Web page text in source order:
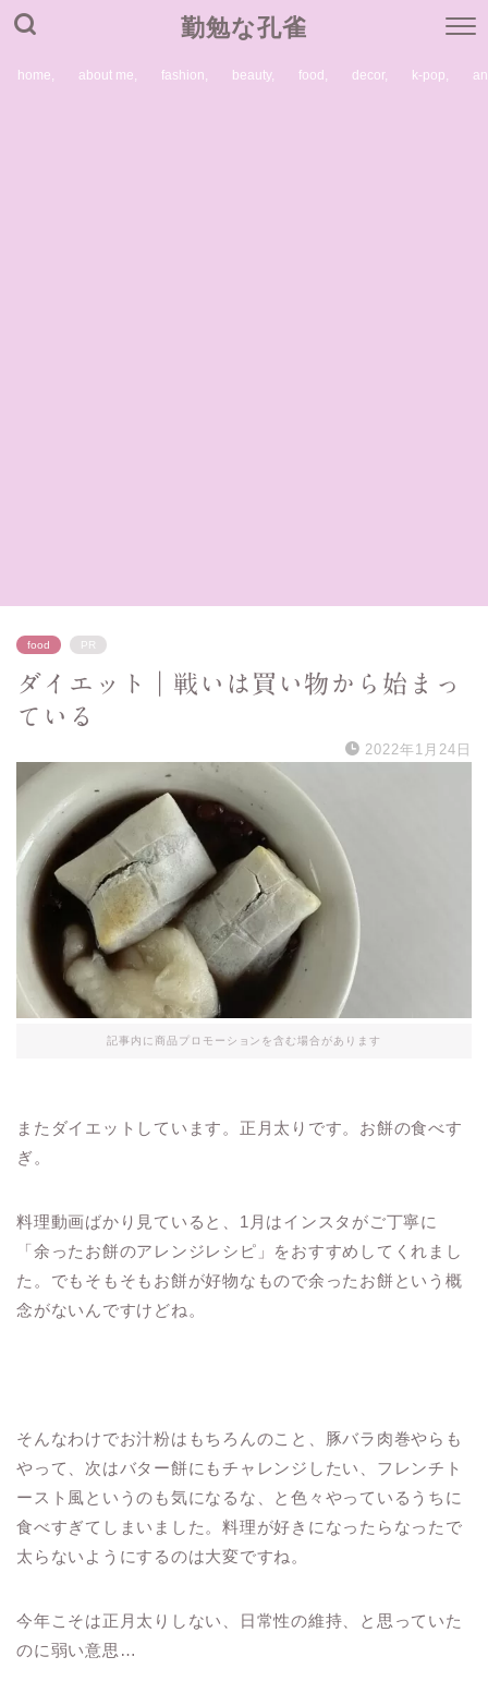
勤勉な孔雀
home, about me, fashion, beauty, food, decor, k-pop,
food PR
ダイエット｜戦いは買い物から始まっ
ている
2022年1月24日
記事内に商品プロモーションを含む場合があります
またダイエットしています。正月太りです。お餅の食べす
ぎ。
料理動画ばかり見ていると、1月はインスタがご丁寧に
「余ったお餅のアレンジレシピ」をおすすめしてくれまし
た。でもそもそもお餅が好物なもので余ったお餅という概
念がないんですけどね。
そんなわけでお汁粉はもちろんのこと、豚バラ肉巻やらも
やって、次はバター餅にもチャレンジしたい、フレンチト
ースト風というのも気になるな、と色々やっているうちに
食べすぎてしまいました。料理が好きになったらなったで
太らないようにするのは大変ですね。
今年こそは正月太りしない、日常性の維持、と思っていた
のに弱い意思…